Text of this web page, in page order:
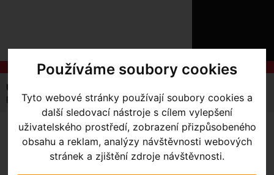
Používáme soubory cookies
Tyto webové stránky používají soubory cookies a
další sledovací nástroje s cílem vylepšení
uživatelského prostředí, zobrazení přizpůsobeného
obsahu a reklam, analýzy návštěvnosti webových
stránek a zjištění zdroje návštěvnosti.
O
NÁKUPU
SLUŽBY
Úvodní strana
píšťalka Bookman
PÍŠŤALKA BOOKMAN- černá